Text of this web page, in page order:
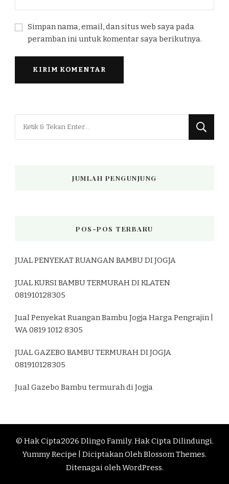
Simpan nama, email, dan situs web saya pada
peramban ini untuk komentar saya berikutnya.
Mencari
JUMLAH PENGUNJUNG
POS-POS TERBARU
JUAL PENYEKAT RUANGAN BAMBU DI JOGJA
JUAL KURSI BAMBU TERMURAH DI KLATEN
081910128305
Jual Penyekat Ruangan Bambu Jogja Harga Pengrajin |
WA 0819 1012 8305
JUAL GAZEBO BAMBU TERMURAH DI JOGJA
081910128305
Jual Gazebo Bambu termurah di Jogja
© Hak Cipta2026 Dlingo Family. Hak Cipta Dilindungi.
Yummy Recipe | Diciptakan OlehBlossom Themes.
Ditenagai olehWordPress.